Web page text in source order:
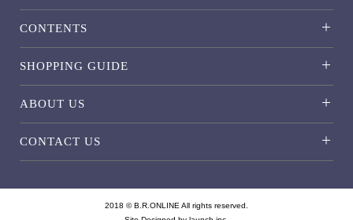
CONTENTS
SHOPPING GUIDE
ABOUT US
CONTACT US
2018 © B.R.ONLINE All rights reserved.